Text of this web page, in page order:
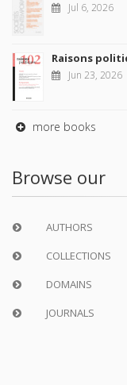
Jul 6, 2026
Raisons
Jun 23, 2026
more books
Browse our
AUTHORS
COLLECTIONS
DOMAINS
JOURNALS